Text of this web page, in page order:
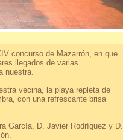
concurso de Mazarrón, en que
llegados de varias
nuestra.
vecina, la playa repleta de
con una refrescante brisa
García, D. Javier Rodríguez y D.